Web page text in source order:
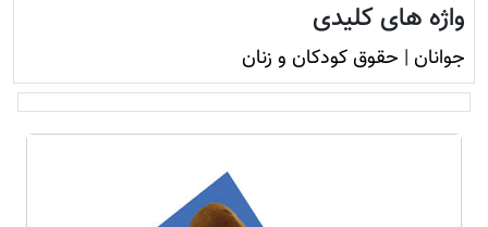
واژه های کلیدی
جوانان | حقوق کودکان و زنان